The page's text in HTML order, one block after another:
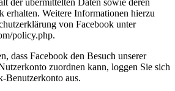
der übermittelten Daten sowie deren
erhalten. Weitere Informationen hierzu
von Facebook unter
policy.php.
dass Facebook den Besuch unserer
zuordnen kann, loggen Sie sich
Benutzerkonto aus.